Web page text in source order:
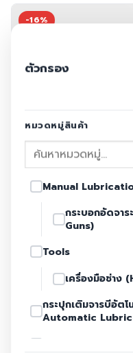
ตัวกรอง
หมวดหมู่สินค้า
Manual
กระบอกอัดจา
Guns)
Tools
เครื่องมือช่าง
กระปุกเติมจารบีอัต
Automatic
-16%
PHL FM10/400
SKF PHL FM10/400 - เครื่อง
วัดความตึงสายพาน (Belt
frequency meter) ทดแทน
ด้วย TKBT 10
63,264.00
Original
price
฿63,264.00.
53,142.00
is:
฿
อ่านเพิ่ม